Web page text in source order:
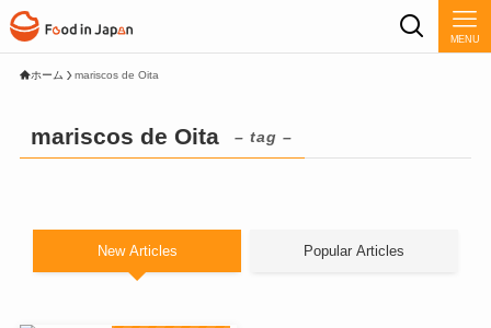
MENU
ホーム mariscos de Oita
mariscos de Oita – tag –
New Articles Popular Articles